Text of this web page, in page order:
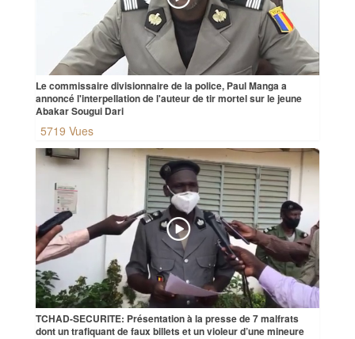
Le commissaire divisionnaire de la police, Paul Manga a
annoncé l'interpellation de l'auteur de tir mortel sur le jeune
Abakar Sougui Dari
5719 Vues
TCHAD-SECURITE: Présentation à la presse de 7 malfrats
dont un trafiquant de faux billets et un violeur d’une mineure